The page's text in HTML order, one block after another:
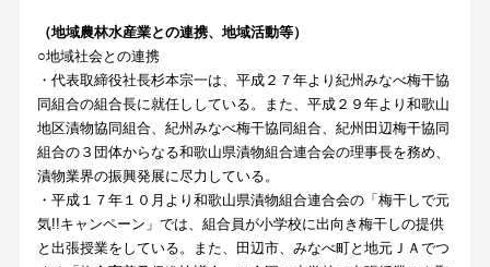
（地域農林水産業との連携、地域活動等）
○地域社会との連携
・代表取締役社長杉本宗一は、平成２７年より紀州みなべ梅干協
同組合の組合長に就任ししている。また、平成２９年より和歌山
地区漬物協同組合、紀州みなべ梅干協同組合、紀州田辺梅干協同
組合の３団体からなる和歌山県漬物組合連合会の理事長を務め、
漬物業界の振興発展に尽力している。
・平成１７年１０月より和歌山県漬物組合連合会の「梅干しで元
気!!キャンペーン」では、組合員が小学校に出向き梅干しの提供
と出張授業をしている。また、田辺市、みなべ町と地元ＪＡでつ